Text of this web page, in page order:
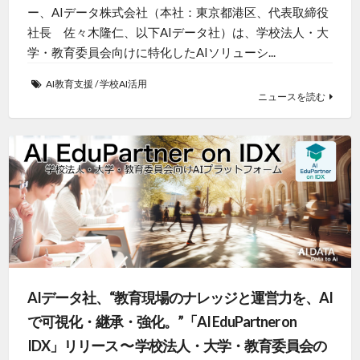
ー、AIデータ株式会社（本社：東京都港区、代表取締役
社長 佐々木隆仁、以下AIデータ社）は、学校法人・大
学・教育委員会向けに特化したAIソリューシ...
AI教育支援 /学校AI活用
ニュースを読む
AIデータ社、“教育現場のナレッジと運営力を、AI
で可視化・継承・強化。”「AI EduPartner on
IDX」リリース 〜 学校法人・大学・教育委員会の